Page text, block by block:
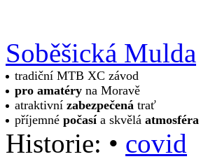
Soběšická Mulda
tradiční MTB XC závod
pro amatéry na Moravě
atraktivnízabezpečená trať
příjemnépočasía skvěláatmosféra
Historie: • covid